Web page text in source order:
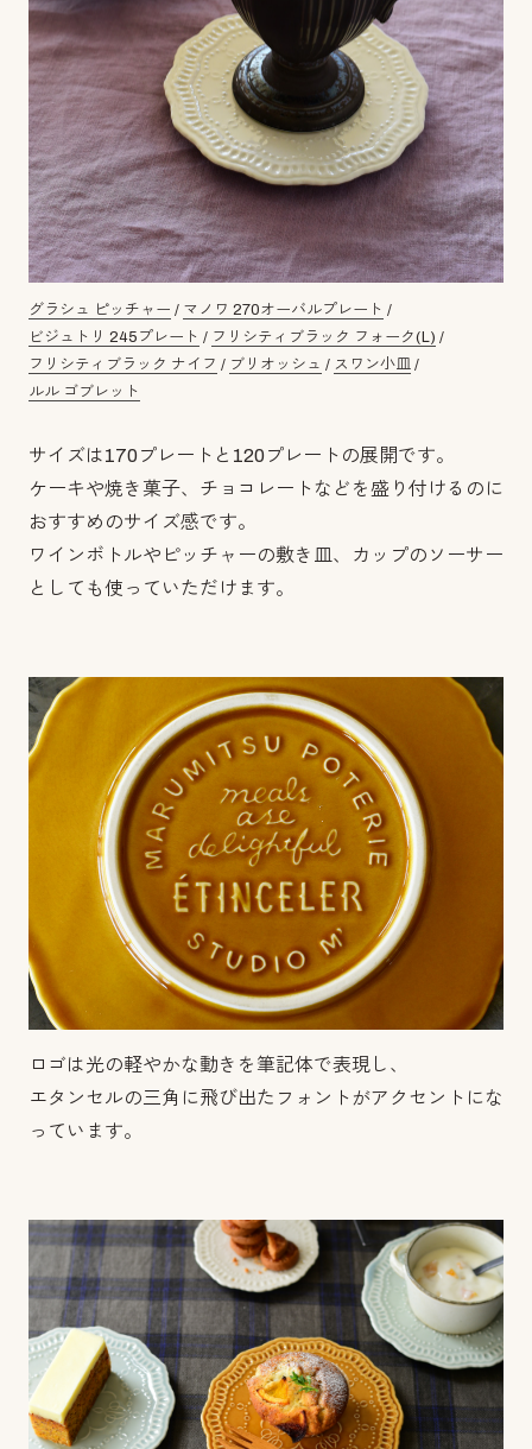
グラシュ ピッチャー / マノワ 270オーバルプレート /
ビジュトリ 245プレート / フリシティブラック フォーク(L) /
フリシティブラック ナイフ / ブリオッシュ / スワン小皿 /
ルル ゴブレット
サイズは170プレートと120プレートの展開です。
ケーキや焼き菓子、チョコレートなどを盛り付けるのに
おすすめのサイズ感です。
ワインボトルやピッチャーの敷き皿、カップのソーサー
としても使っていただけます。
ロゴは光の軽やかな動きを筆記体で表現し、
エタンセルの三角に飛び出たフォントがアクセントにな
っています。